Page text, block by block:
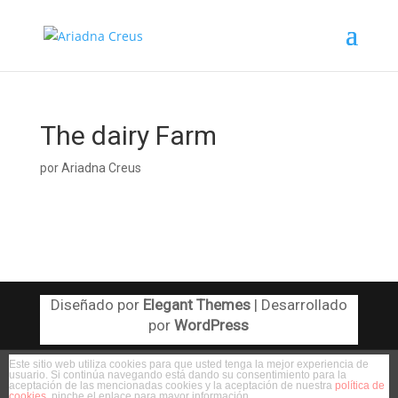
The dairy Farm
porAriadna Creus
Diseñado por Elegant Themes| Desarrollado
porWordPress
Este sitio web utiliza cookies para que usted tenga la mejor experiencia de
usuario. Si continúa navegando está dando su consentimiento para la
aceptación de las mencionadas cookies y la aceptación de nuestra política de